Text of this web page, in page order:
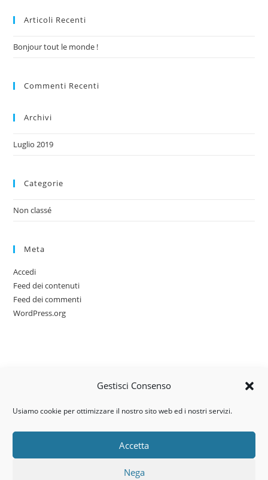
Gestisci Consenso
Usiamo cookie per ottimizzare il nostro sito web ed i nostri servizi.
Accetta
Nega
Articoli Recenti
Bonjour tout le monde !
Commenti Recenti
Archivi
Luglio 2019
Categorie
Non classé
Meta
Accedi
Feed dei contenuti
Feed dei commenti
WordPress.org
Via dell’artigianato, 14 – 31030